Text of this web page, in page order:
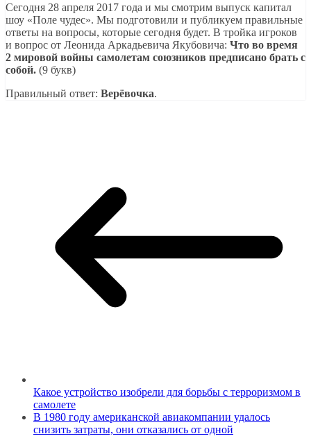
Сегодня 28 апреля 2017 года и мы смотрим выпуск капитал
шоу «Поле чудес». Мы подготовили и публикуем правильные
ответы на вопросы, которые сегодня будет. В тройка игроков
и вопрос от Леонида Аркадьевича Якубовича: Что во время
2 мировой войны самолетам союзников предписано брать с
собой. (9 букв)
Правильный ответ: Верёвочка.
Какое устройство изобрели для борьбы с терроризмом в
самолете
В 1980 году американской авиакомпании удалось
снизить затраты, они отказались от одной